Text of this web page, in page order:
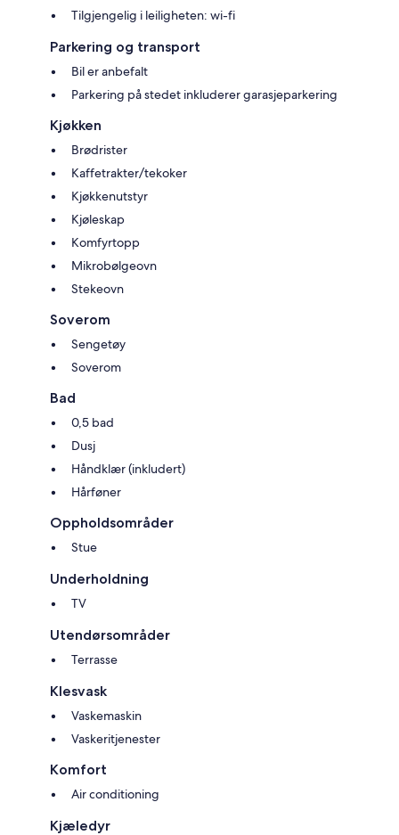
Tilgjengelig i leiligheten: wi-fi
Parkering og transport
Bil er anbefalt
Parkering på stedet inkluderer garasjeparkering
Kjøkken
Brødrister
Kaffetrakter/tekoker
Kjøkkenutstyr
Kjøleskap
Komfyrtopp
Mikrobølgeovn
Stekeovn
Soverom
Sengetøy
Soverom
Bad
0,5 bad
Dusj
Håndklær (inkludert)
Hårføner
Oppholdsområder
Stue
Underholdning
TV
Utendørsområder
Terrasse
Klesvask
Vaskemaskin
Vaskeritjenester
Komfort
Air conditioning
Kjæledyr